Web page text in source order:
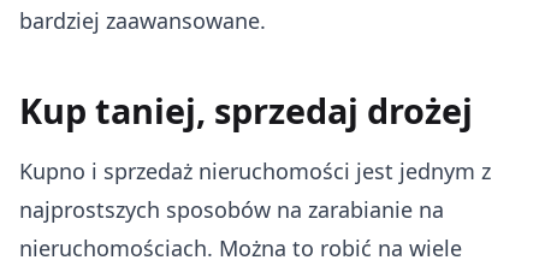
bardziej zaawansowane.
Kup taniej, sprzedaj drożej
Kupno i sprzedaż nieruchomości jest jednym z
najprostszych sposobów na zarabianie na
nieruchomościach. Można to robić na wiele